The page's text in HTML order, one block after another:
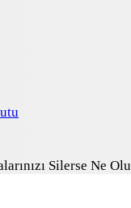
Silerse Ne